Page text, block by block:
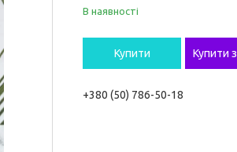
В наявності
Купити Купити з
+380 (50) 786-50-18